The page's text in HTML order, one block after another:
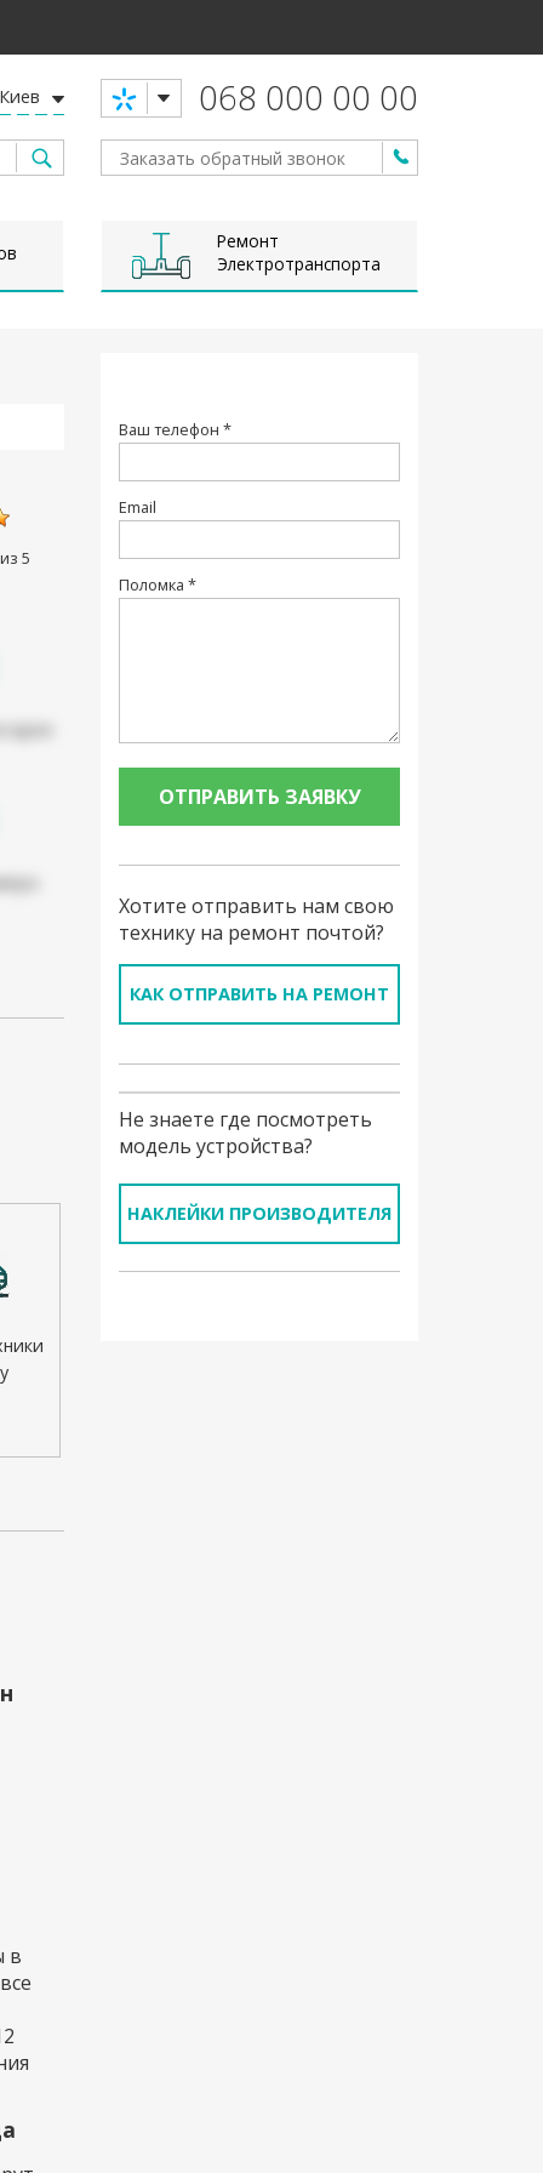
068 000 00 00
Киев
Ремонт
Электротранспорта
5
в
Ваш телефон *
Email
Поломка *
Хотите отправить нам свою
технику на ремонт почтой?
КАК ОТПРАВИТЬ НА РЕМОНТ
Не знаете где посмотреть
модель устройства?
НАКЛЕЙКИ ПРОИЗВОДИТЕЛЯ